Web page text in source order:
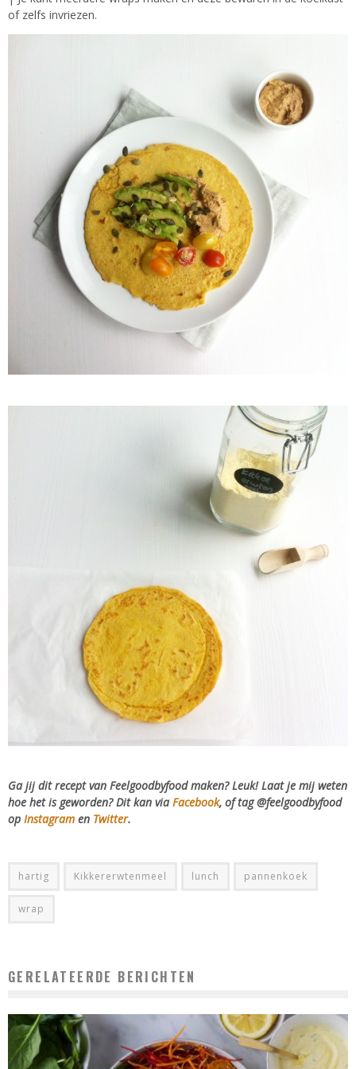
of zelfs invriezen.
Ga jij dit recept van Feelgoodbyfood maken? Leuk! Laat je mij weten
hoe het is geworden? Dit kan via Facebook, of tag @feelgoodbyfood
op Instagram en Twitter.
hartig Kikkererwtenmeel lunch pannenkoek
wrap
GERELATEERDE BERICHTEN